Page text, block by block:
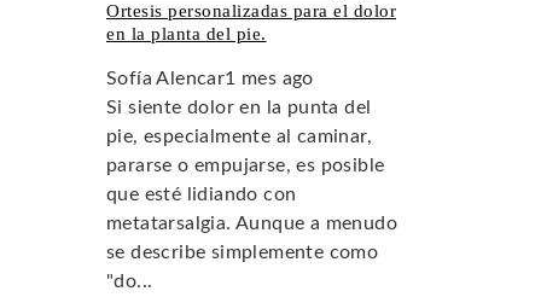
Ortesis personalizadas para el dolor
en la planta del pie.
Sofía Alencar1 mes ago
Si siente dolor en la punta del
pie, especialmente al caminar,
pararse o empujarse, es posible
que esté lidiando con
metatarsalgia. Aunque a menudo
se describe simplemente como
"do...